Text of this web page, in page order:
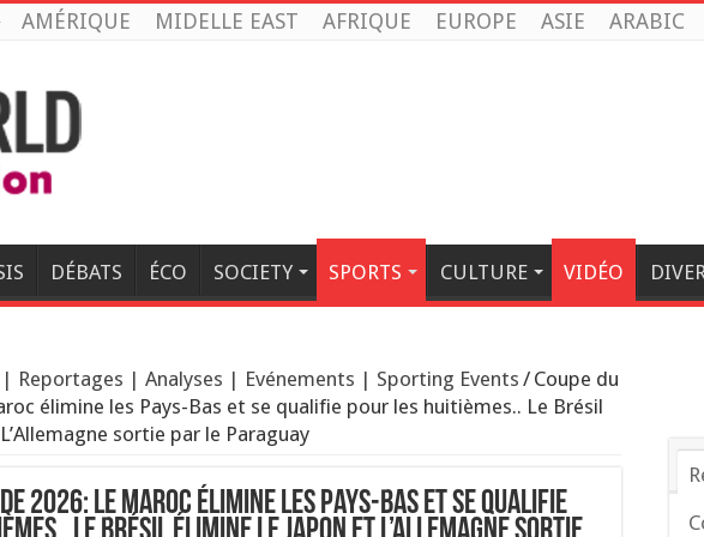
AMÉRIQUE MIDELLE EAST AFRIQUE EUROPE ASIE ARABIC
DÉBATS ÉCO SOCIETY SPORTS CULTURE VIDÉO
| Reportages | Analyses | Evénements | Sporting Events / Coupe du
élimine les Pays-Bas et se qualifie pour les huitièmes.. Le Brésil
sortie par le Paraguay
2026: Le Maroc élimine les Pays-Bas et se qualifie